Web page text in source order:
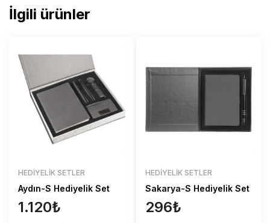
İlgili ürünler
HEDIYELIK SETLER
Aydın-S Hediyelik Set
1.120₺
HEDIYELIK SETLER
Sakarya-S Hediyelik Set
296₺